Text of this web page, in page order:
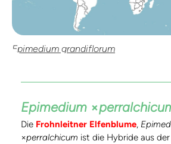
Epimedium grandiflorum
Epimedium ×
Die Frohnleitner Elfenblume,
×perralchicum ist die Hybride aus